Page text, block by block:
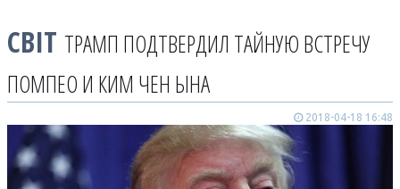
СВІТ ТРАМП ПОДТВЕРДИЛ ТАЙНУЮ ВСТРЕЧУ
ПОМПЕО И КИМ ЧЕН ЫНА
2018-04-18 16:48